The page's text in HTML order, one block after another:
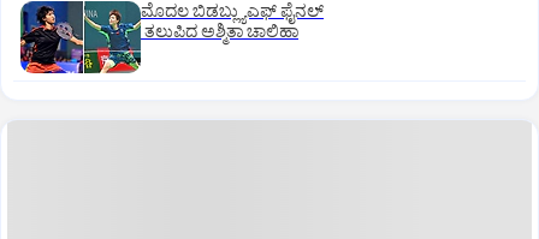
ಮೊದಲ ಬಿಡಬ್ಲ್ಯುಎಫ್‌ ಫೈನಲ್‌
ತಲುಪಿದ ಅಶ್ಮಿತಾ ಚಾಲಿಹಾ